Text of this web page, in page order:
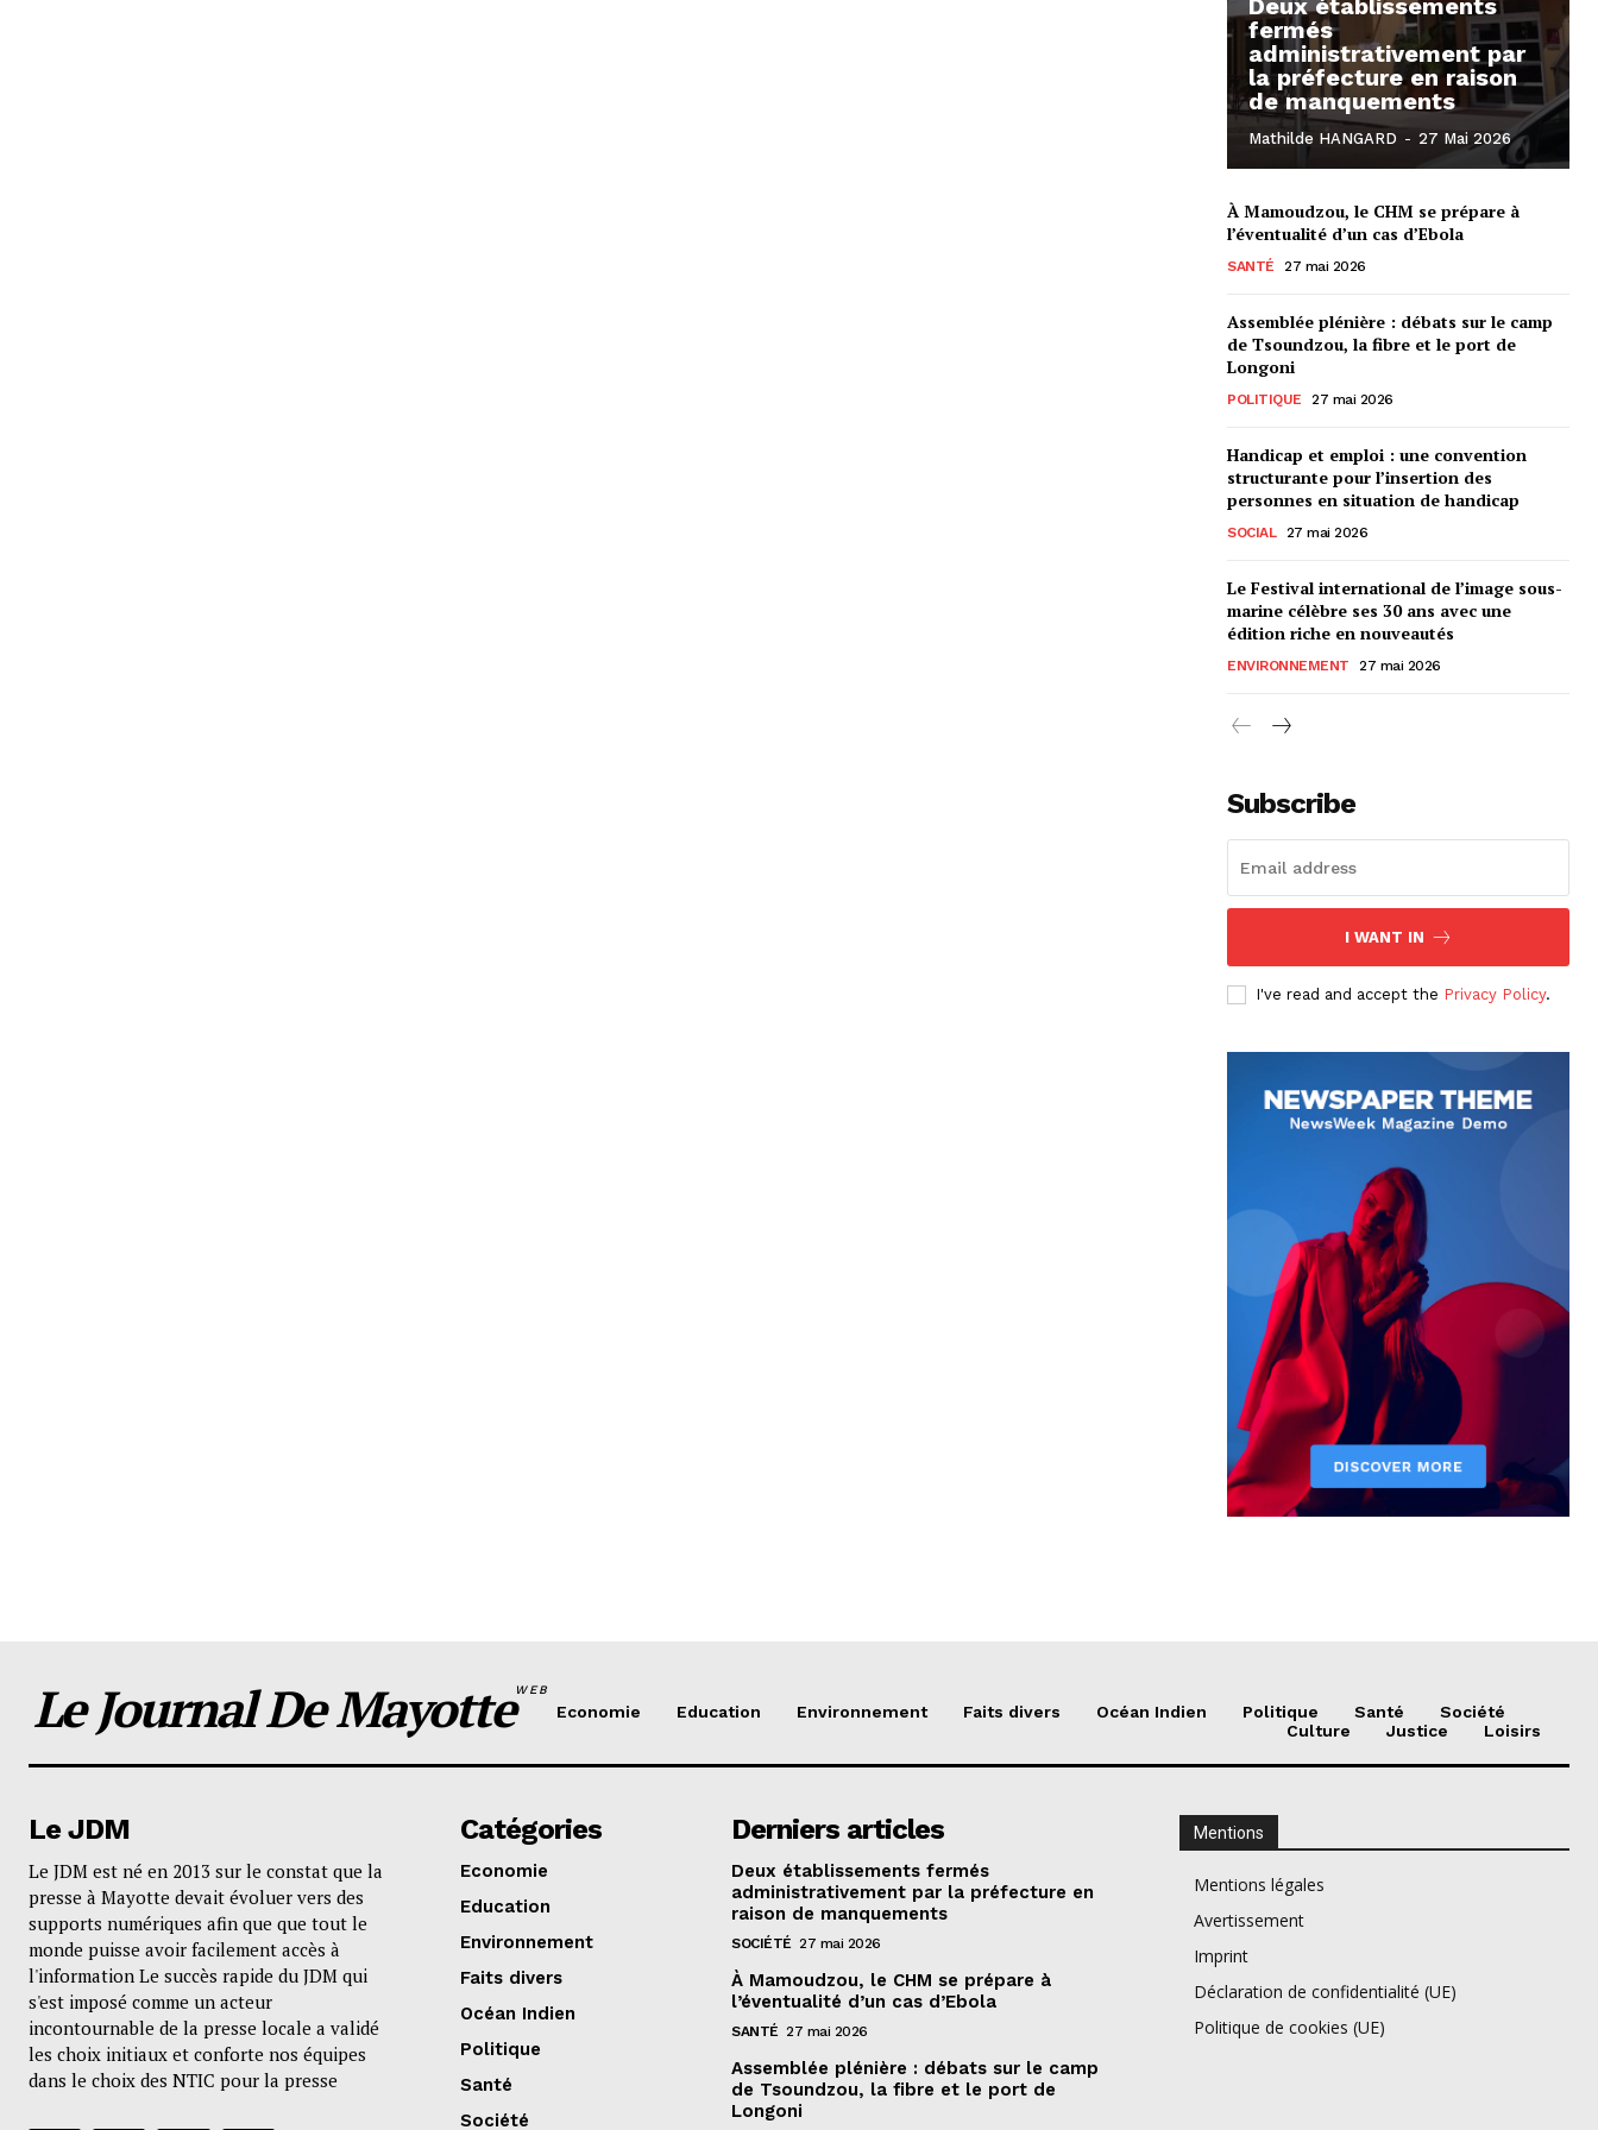
fermés
administrativement par
la préfecture en raison
de manquements
Mathilde HANGARD - 27 Mai 2026
À Mamoudzou, le CHM se prépare à
l’éventualité d’un cas d’Ebola
SANTÉ 27 mai 2026
Assemblée plénière : débats sur le camp
de Tsoundzou, la fibre et le port de
Longoni
POLITIQUE 27 mai 2026
Handicap et emploi : une convention
structurante pour l’insertion des
personnes en situation de handicap
SOCIAL 27 mai 2026
Le Festival international de l’image sous-
marine célèbre ses 30 ans avec une
édition riche en nouveautés
ENVIRONNEMENT 27 mai 2026
Subscribe
I WANT IN
I've read and accept the Privacy Policy.
Le Journal De MayotteWEB
Economie Education Environnement Faits divers Océan Indien Politique Santé
Société
Culture
Justice Loisirs
Le JDM
Le JDM est né en 2013 sur le constat que la
presse à Mayotte devait évoluer vers des
supports numériques afin que que tout le
monde puisse avoir facilement accès à
l'information Le succès rapide du JDM qui
s'est imposé comme un acteur
incontournable de la presse locale a validé
les choix initiaux et conforte nos équipes
dans le choix des NTIC pour la presse
Catégories
Economie
Education
Environnement
Faits divers
Océan Indien
Politique
Santé
Société
Derniers articles
Deux établissements fermés
administrativement par la préfecture en
raison de manquements
SOCIÉTÉ 27 mai 2026
À Mamoudzou, le CHM se prépare à
l’éventualité d’un cas d’Ebola
SANTÉ 27 mai 2026
Assemblée plénière : débats sur le camp
de Tsoundzou, la fibre et le port de
Longoni
Mentions
Mentions légales
Avertissement
Imprint
Déclaration de confidentialité (UE)
Politique de cookies (UE)